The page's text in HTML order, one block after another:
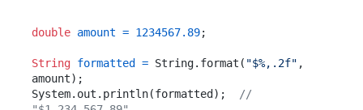
double amount = 1234567.89;
String formatted = String.format( "$%,.2f" ,
amount);
System.out.println(formatted); //